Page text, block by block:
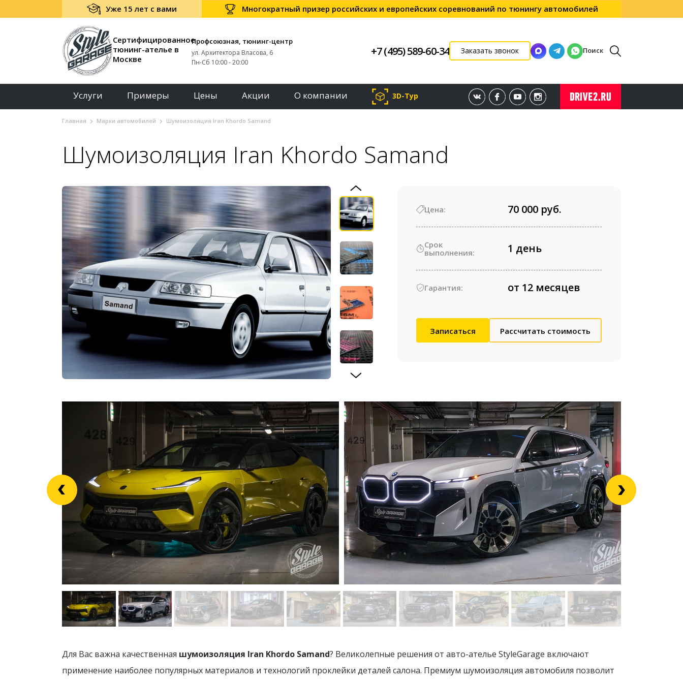
Уже 15 лет с вами Многократный призер российских и европейских соревнований по тюнингу автомобилей
+7 (495) 589-60-34 Заказать звонок Поиск
Сертифицированное
тюнинг-ателье в
Москве
Профсоюзная, тюнинг-центр
ул. Архитектора Власова, 6
Пн-Сб 10:00 - 20:00
Услуги Примеры Цены Акции О компании 3D-Тур
Главная Марки автомобилей Шумоизоляция Iran Khordo Samand
Шумоизоляция Iran Khordo Samand
Цена: 70 000 руб.
Срок
выполнения:
1 день
Гарантия: от 12 месяцев
Записаться Рассчитать стоимость
Для Вас важна качественная шумоизоляция Iran Khordo Samand? Великолепные решения от авто-ателье StyleGarage включают
применение наиболее популярных материалов и технологий проклейки деталей салона. Премиум шумоизоляция автомобиля позволит